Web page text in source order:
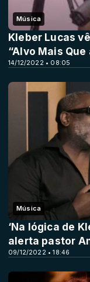
Música
14/12/2022 • 08:05
Kleber Lucas
“Alvo Mais Que
Música
09/12/2022 • 18:46
‘Na lógica de
alerta pastor